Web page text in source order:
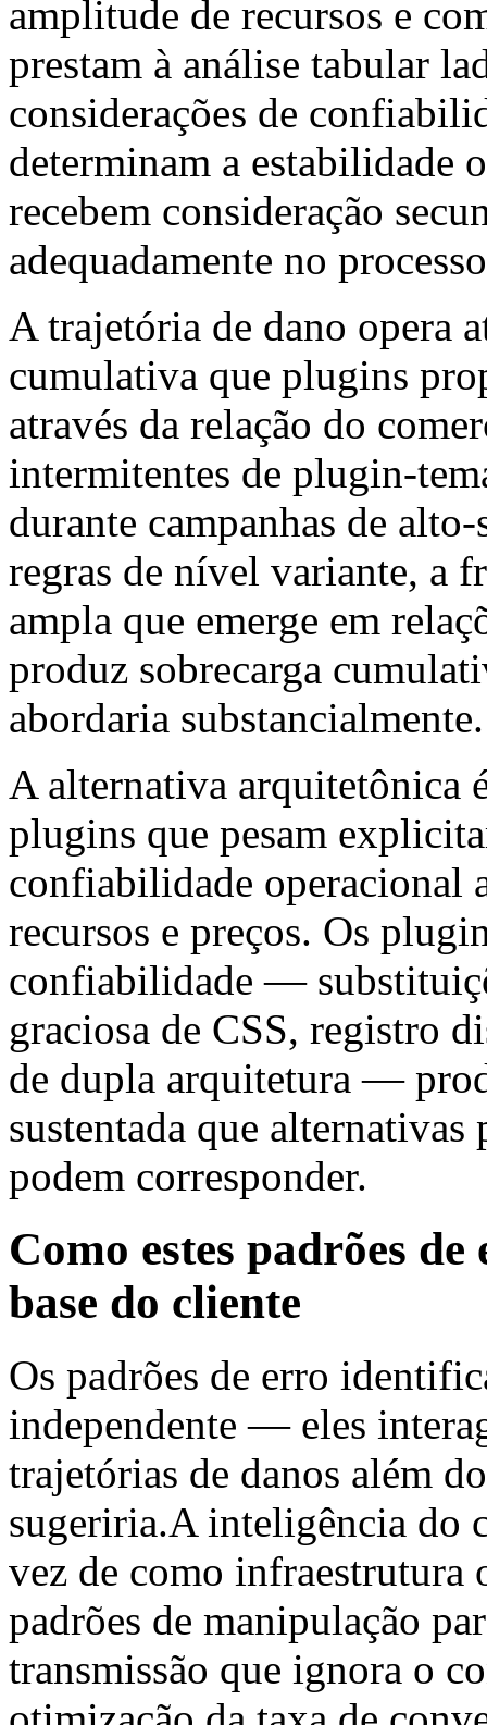
amplitude de recursos e
prestam à análise tabular
considerações de
determinam a estabilidade
recebem consideração
adequadamente no
A trajetória de dano opera
cumulativa que plugins
através da relação do
intermitentes de plugin-
durante campanhas de
regras de nível variante, a
ampla que emerge em
produz sobrecarga
abordaria substancialmente.
A alternativa arquitetônica
plugins que pesam
confiabilidade operacional
recursos e preços. Os
confiabilidade —
graciosa de CSS, registro
de dupla arquitetura —
sustentada que
podem corresponder.
Como estes padrões
base do cliente
Os padrões de erro
independente — eles
trajetórias de danos além
sugeriria.A inteligência do
vez de como infraestrutura
padrões de manipulação
transmissão que ignora o